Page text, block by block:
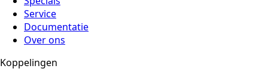
Service
Documentatie
Over ons
Koppelingen